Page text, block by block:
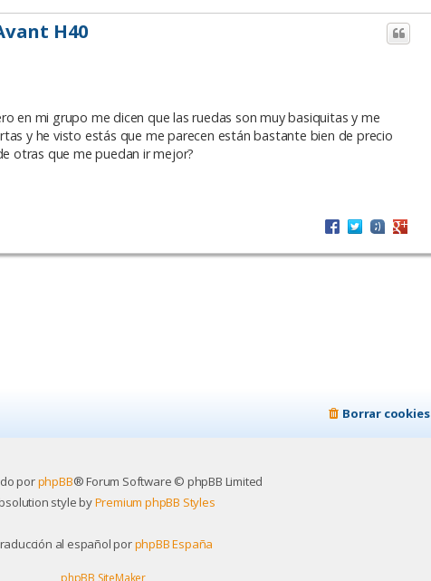
H40
en mi grupo me dicen que las ruedas son muy basiquitas y me
y he visto estás que me parecen están bastante bien de precio
otras que me puedan ir mejor?
Borrar cookies
porphpBB® Forum Software © phpBB Limited
style byPremium phpBB Styles
al español porphpBB España